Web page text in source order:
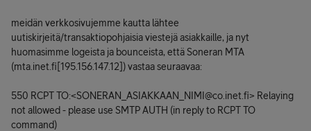
meidän verkkosivujemme kautta lähtee
uutiskirjeitä/transaktiopohjaisia viestejä asiakkaille, ja nyt
huomasimme logeista ja bounceista, että Soneran MTA
(mta.inet.fi[195.156.147.12]) vastaa seuraavaa:
550 RCPT TO:<SONERAN_ASIAKKAAN_NIMI@co.inet.fi> Relaying
not allowed - please use SMTP AUTH (in reply to RCPT TO
command)